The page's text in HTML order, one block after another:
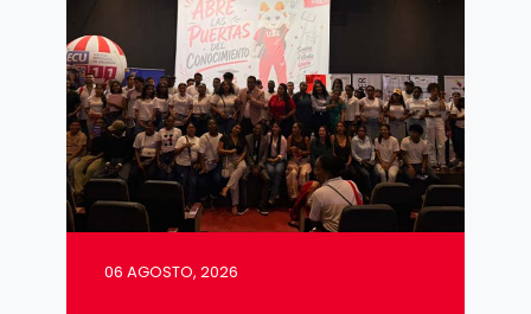
06 AGOSTO, 2026